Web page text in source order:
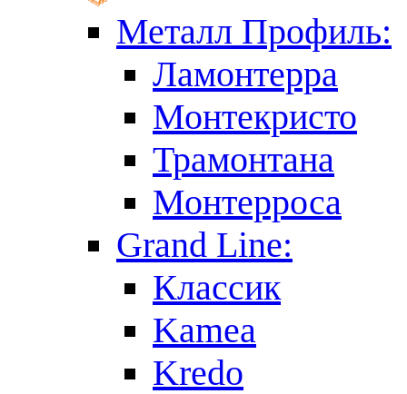
Металл Профиль:
Ламонтерра
Монтекристо
Трамонтана
Монтерроса
Grand Line:
Классик
Kamea
Kredo